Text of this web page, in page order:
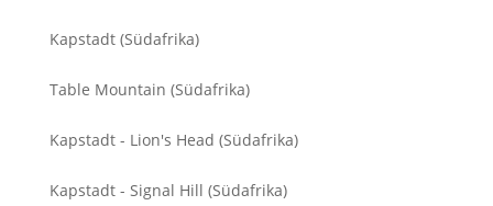
Kapstadt (Südafrika)
Table Mountain (Südafrika)
Kapstadt - Lion's Head (Südafrika)
Kapstadt - Signal Hill (Südafrika)